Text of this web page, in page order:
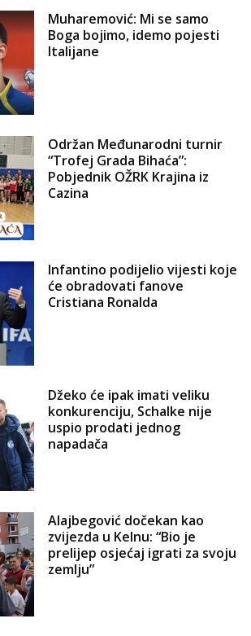
Muharemović: Mi se samo
Boga bojimo, idemo pojesti
Italijane
Održan Međunarodni turnir
“Trofej Grada Bihaća”:
Pobjednik OŽRK Krajina iz
Cazina
Infantino podijelio vijesti koje
će obradovati fanove
Cristiana Ronalda
Džeko će ipak imati veliku
konkurenciju, Schalke nije
uspio prodati jednog
napadača
Alajbegović dočekan kao
zvijezda u Kelnu: “Bio je
prelijep osjećaj igrati za svoju
zemlju”